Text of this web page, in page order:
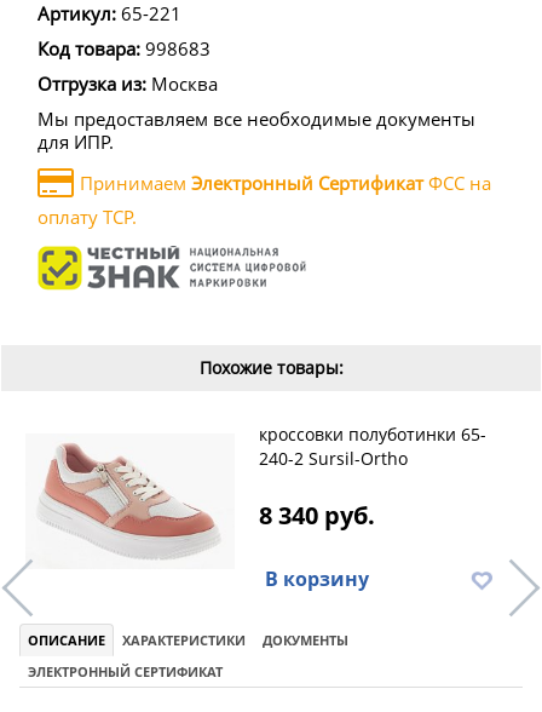
Артикул: 65-221
Код товара: 998683
Отгрузка из: Москва
Мы предоставляем все необходимые документы
для ИПР.
Принимаем Электронный СертификатФСС на
оплату ТСР.
Похожие товары:
кроссовки полуботинки 65-
240-2 Sursil-Ortho
8 340 руб.
В корзину
ОПИСАНИЕ ХАРАКТЕРИСТИКИ
ДОКУМЕНТЫ
ЭЛЕКТРОННЫЙ СЕРТИФИКАТ